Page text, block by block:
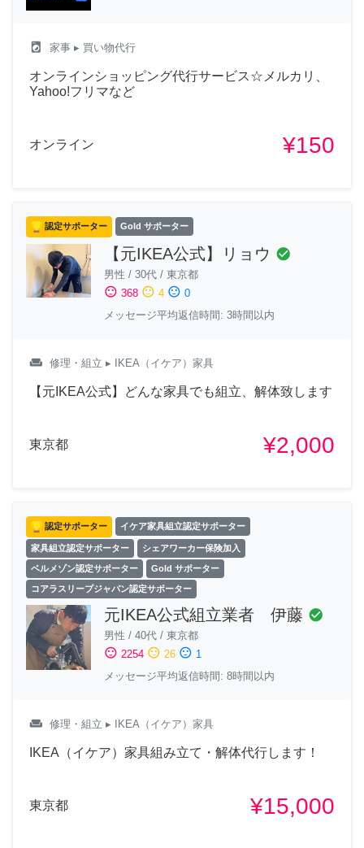
local_laundry_service 家事 ▸ 買い物代行
オンラインショッピング代行サービス☆メルカリ、
Yahoo!フリマなど
オンライン ¥150
認定サポーター Gold サポーター
【元IKEA公式】リョウ check_circle
男性 / 30代 / 東京都
sentiment_satisfied 368 sentiment_neutral 4 sentiment_dissatisfied 0
メッセージ平均返信時間: 3時間以内
weekend 修理・組立 ▸ IKEA（イケア）家具
【元IKEA公式】どんな家具でも組立、解体致します
東京都 ¥2,000
認定サポーター イケア家具組立認定サポーター
家具組立認定サポーター シェアワーカー保険加入
ベルメゾン認定サポーター Gold サポーター
コアラスリープジャパン認定サポーター
元IKEA公式組立業者 伊藤 check_circle
男性 / 40代 / 東京都
sentiment_satisfied 2254 sentiment_neutral 26 sentiment_dissatisfied 1
メッセージ平均返信時間: 8時間以内
weekend 修理・組立 ▸ IKEA（イケア）家具
IKEA（イケア）家具組み立て・解体代行します！
東京都 ¥15,000